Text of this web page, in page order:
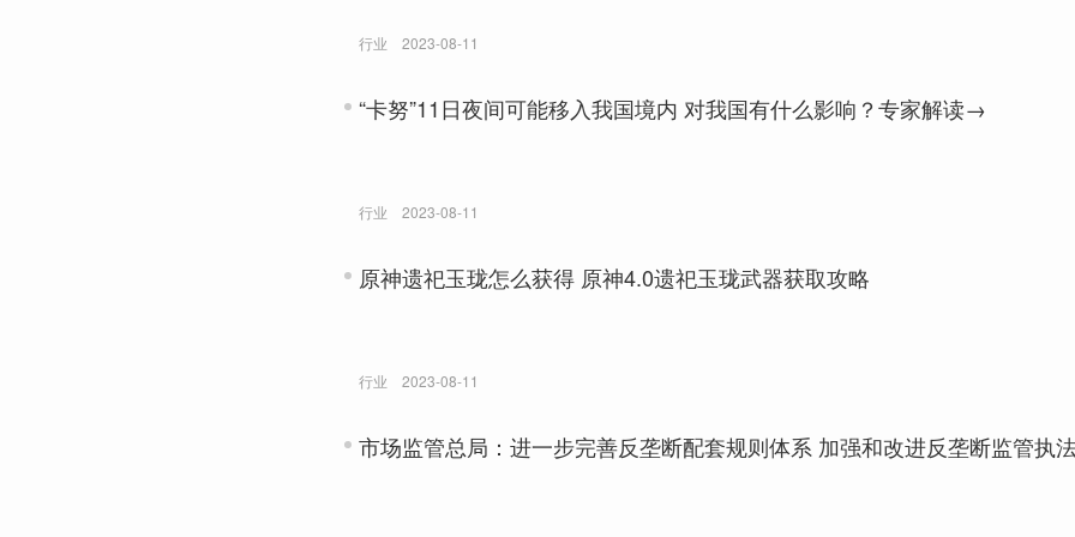
行业 2023-08-11
“卡努”11日夜间可能移入我国境内 对我国有什么影响？专家解读→
行业 2023-08-11
原神遗祀玉珑怎么获得 原神4.0遗祀玉珑武器获取攻略
行业 2023-08-11
市场监管总局：进一步完善反垄断配套规则体系 加强和改进反垄断监管执